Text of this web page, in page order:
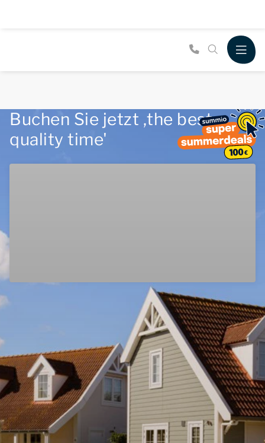
Buchen Sie jetzt ,the best
quality time'